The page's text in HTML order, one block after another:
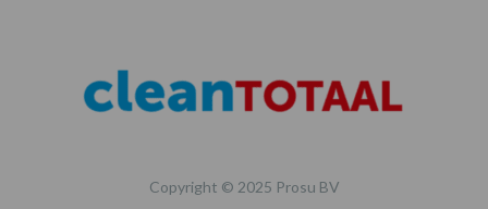
Copyright © 2025 Prosu BV